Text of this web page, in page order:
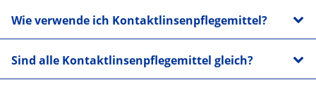
Wie verwende ich Kontaktlinsenpflegemittel?
Sind alle Kontaktlinsenpflegemittel gleich?